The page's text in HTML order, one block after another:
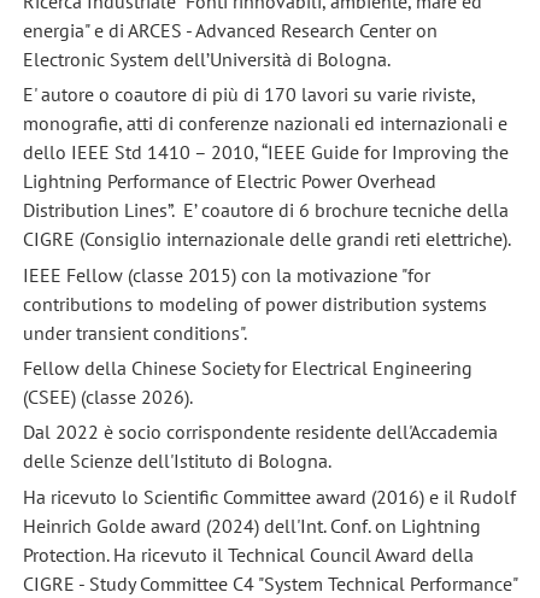
energia" e di ARCES - Advanced Research Center on
Electronic System dell’Università di Bologna.
E' autore o coautore di più di 170 lavori su varie riviste,
monografie, atti di conferenze nazionali ed internazionali e
dello IEEE Std 1410 – 2010, “IEEE Guide for Improving the
Lightning Performance of Electric Power Overhead
Distribution Lines”. E’ coautore di 6 brochure tecniche della
CIGRE (Consiglio internazionale delle grandi reti elettriche).
IEEE Fellow (classe 2015) con la motivazione "for
contributions to modeling of power distribution systems
under transient conditions".
Fellow della Chinese Society for Electrical Engineering
(CSEE) (classe 2026).
Dal 2022 è socio corrispondente residente dell'Accademia
delle Scienze dell'Istituto di Bologna.
Ha ricevuto lo Scientific Committee award (2016) e il Rudolf
Heinrich Golde award (2024) dell'Int. Conf. on Lightning
Protection. Ha ricevuto il Technical Council Award della
CIGRE - Study Committee C4 "System Technical Performance"